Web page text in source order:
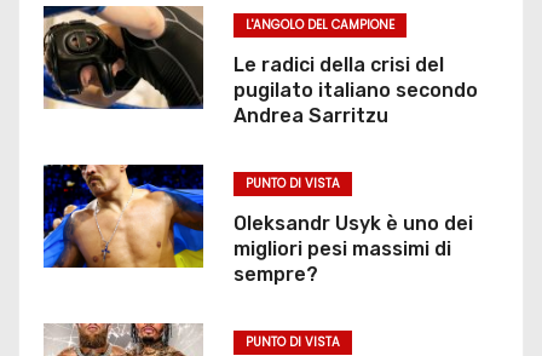
L'ANGOLO DEL CAMPIONE
Le radici della crisi del
pugilato italiano secondo
Andrea Sarritzu
PUNTO DI VISTA
Oleksandr Usyk è uno dei
migliori pesi massimi di
sempre?
PUNTO DI VISTA